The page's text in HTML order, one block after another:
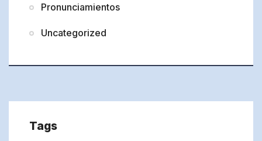
Pronunciamientos
Uncategorized
Tags